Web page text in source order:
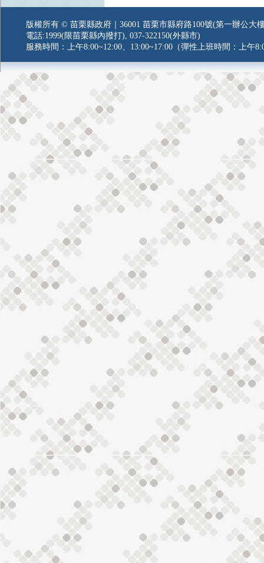
版權所有 © 苗栗縣政府｜36001 苗栗市縣府路100號(第一辦公大
電話:1999(限苗栗縣內撥打), 037-322150(外縣市)
服務時間：上午8:00~12:00、13:00~17:00（彈性上班時間：上午